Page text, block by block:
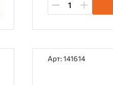
Арт: 141614